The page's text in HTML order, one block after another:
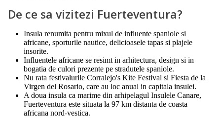
De ce sa vizitezi Fuerteventura?
Insula renumita pentru mixul de influente spaniole si
africane, sporturile nautice, delicioasele tapas si plajele
insorite.
Influentele africane se resimt in arhitectura, design si in
bogatia de culori prezente pe stradutele spaniole.
Nu rata festivalurile Corralejo's Kite Festival si Fiesta de la
Virgen del Rosario, care au loc anual in capitala insulei.
A doua insula ca marime din arhipelagul Insulele Canare,
Fuerteventura este situata la 97 km distanta de coasta
africana nord-vestica.